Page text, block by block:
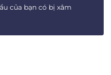
của bạn có bị xâm